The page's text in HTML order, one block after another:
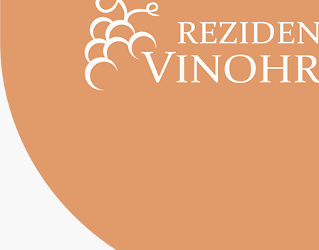
Predajné centrum
Vladimíra Predmerského 2537/2A
Trenčín - mestská časť Zlatovce, 911 05
Slovenská republika
Dispozícia